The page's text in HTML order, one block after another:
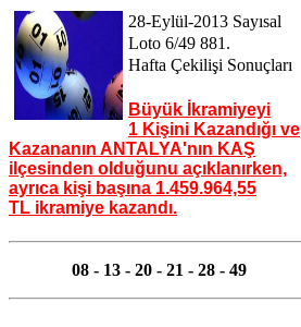
28-Eylül-2013 Sayısal
Loto 6/49 881.
Hafta Çekilişi Sonuçları
Büyük İkramiyeyi
1 Kişini Kazandığı ve
Kazananın ANTALYA'nın KAŞ
ilçesinden olduğunu açıklanırken,
ayrıca kişi başına 1.459.964,55
TL ikramiye kazandı.
08 - 13 - 20 - 21 - 28 - 49